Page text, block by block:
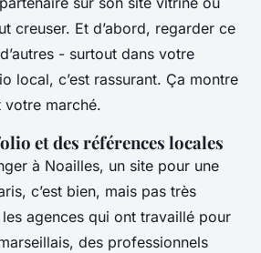
creuser. Et d’abord, regarder ce
- surtout dans votre
local, c’est rassurant. Ça montre
votre marché.
et des références locales
à Noailles, un site pour une
c’est bien, mais pas très
agences qui ont travaillé pour
des professionnels